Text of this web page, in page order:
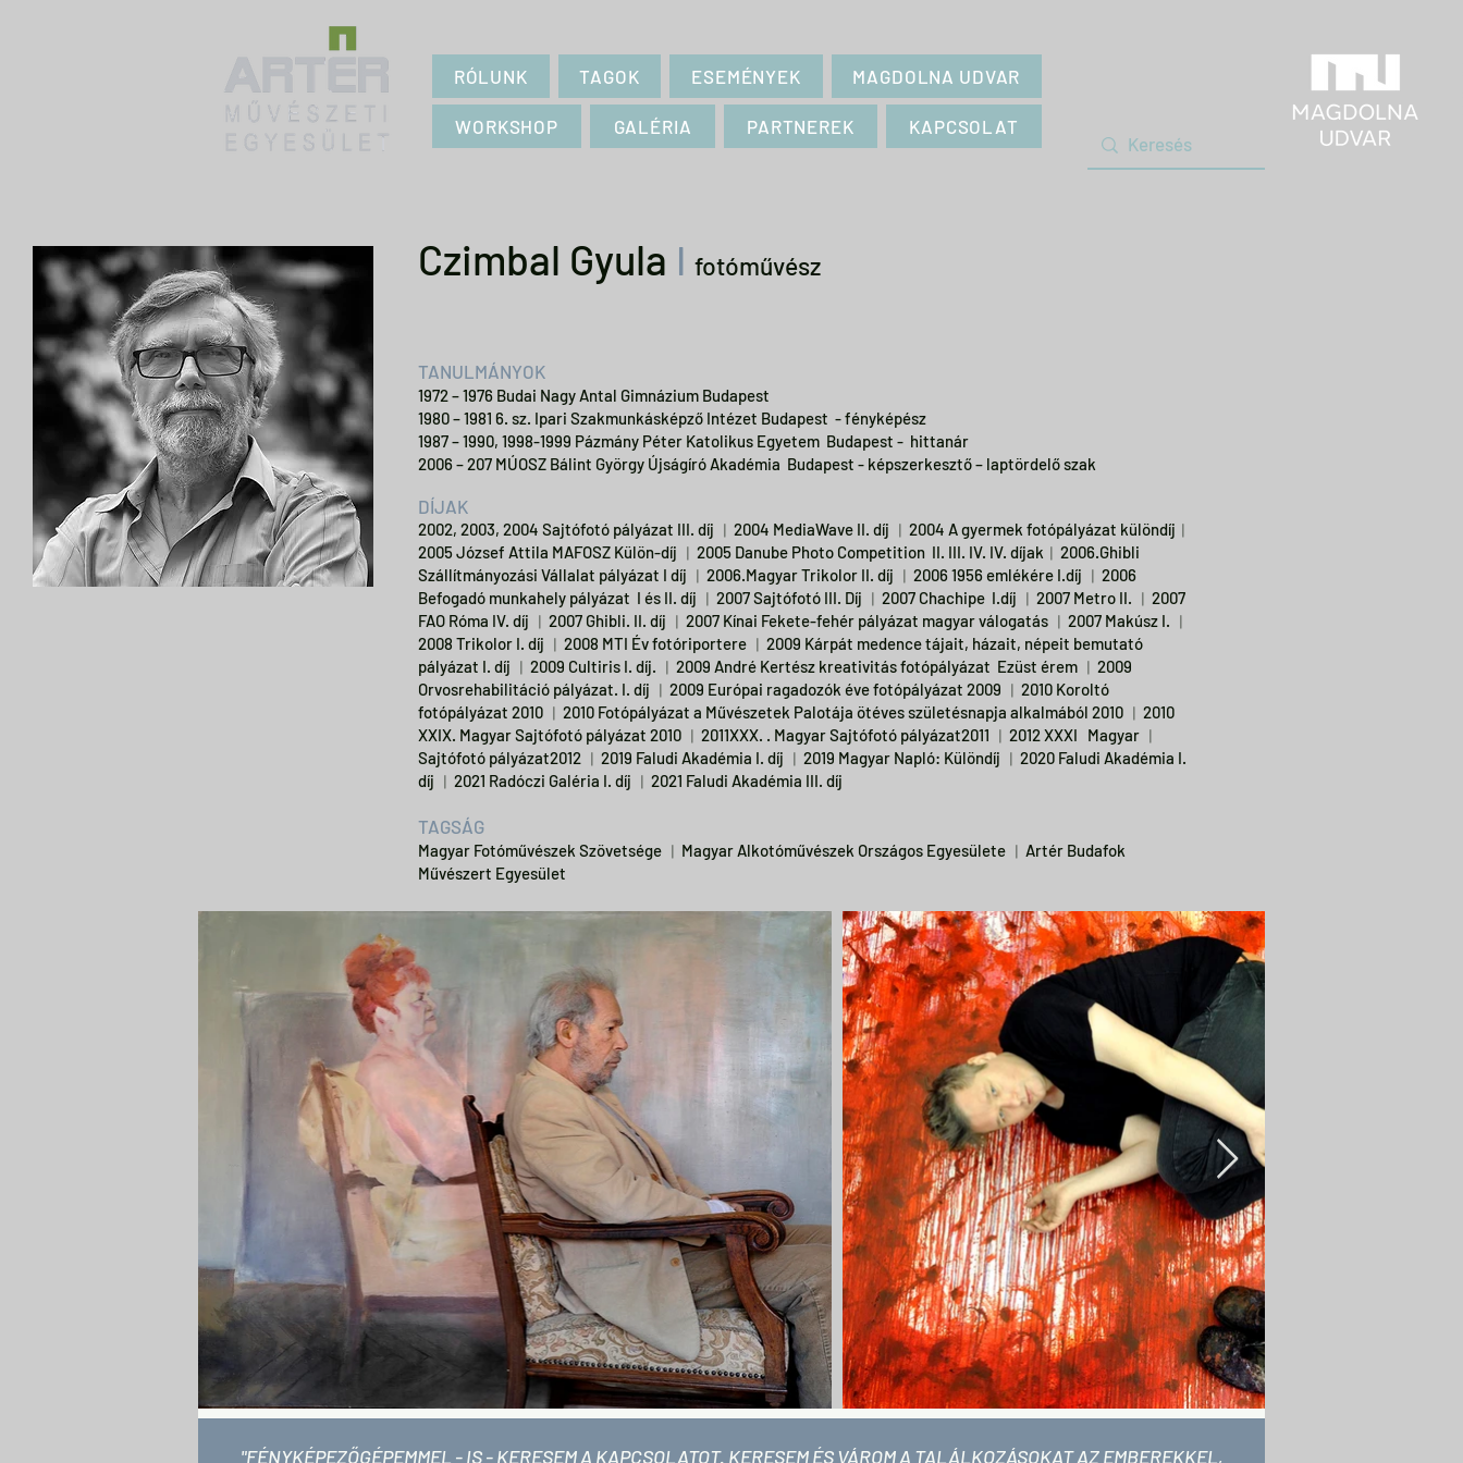
RÓLUNK TAGOK ESEMÉNYEK MAGDOLNA UDVAR
WORKSHOP GALÉRIA PARTNEREK KAPCSOLAT
Czimbal Gyula I fotóművész
TANULMÁNYOK
1972 – 1976 Budai Nagy Antal Gimnázium Budapest
1980 – 1981 6. sz. Ipari Szakmunkásképző Intézet Budapest - fényképész
1987 – 1990, 1998-1999 Pázmány Péter Katolikus Egyetem Budapest - hittanár
2006 – 207 MÚOSZ Bálint György Újságíró Akadémia Budapest - képszerkesztő – laptördelő szak
DÍJAK
2002, 2003, 2004 Sajtófotó pályázat III. díj ︱2004 MediaWave II. díj ︱2004 A gyermek fotópályázat különdíj︱
2005 József Attila MAFOSZ Külön-díj ︱2005 Danube Photo Competition II. III. IV. IV. díjak︱2006.Ghibli
Szállítmányozási Vállalat pályázat I díj ︱2006.Magyar Trikolor II. díj ︱2006 1956 emlékére I.díj ︱2006
Befogadó munkahely pályázat I és II. díj ︱2007 Sajtófotó III. Díj ︱2007 Chachipe I.díj ︱2007 Metro II. ︱2007
FAO Róma IV. díj ︱2007 Ghibli. II. díj ︱2007 Kínai Fekete-fehér pályázat magyar válogatás ︱2007 Makúsz I. ︱
2008 Trikolor I. díj ︱2008 MTI Év fotóriportere ︱2009 Kárpát medence tájait, házait, népeit bemutató
pályázat I. díj ︱2009 Cultiris I. díj. ︱2009 André Kertész kreativitás fotópályázat Ezüst érem ︱2009
Orvosrehabilitáció pályázat. I. díj ︱2009 Európai ragadozók éve fotópályázat 2009 ︱2010 Koroltó
fotópályázat 2010 ︱2010 Fotópályázat a Művészetek Palotája ötéves születésnapja alkalmából 2010 ︱2010
XXIX. Magyar Sajtófotó pályázat 2010 ︱2011XXX. . Magyar Sajtófotó pályázat2011 ︱2012 XXXI Magyar ︱
Sajtófotó pályázat2012 ︱2019 Faludi Akadémia I. díj ︱2019 Magyar Napló: Különdíj ︱2020 Faludi Akadémia I.
díj ︱2021 Radóczi Galéria I. díj ︱2021 Faludi Akadémia III. díj
TAGSÁG
Magyar Fotóművészek Szövetsége ︱Magyar Alkotóművészek Országos Egyesülete ︱Artér Budafok
Művészert Egyesület
"FÉNYKÉPEZŐGÉPEMMEL - IS - KERESEM A KAPCSOLATOT. KERESEM ÉS VÁROM A TALÁLKOZÁSOKAT AZ EMBEREKKEL,